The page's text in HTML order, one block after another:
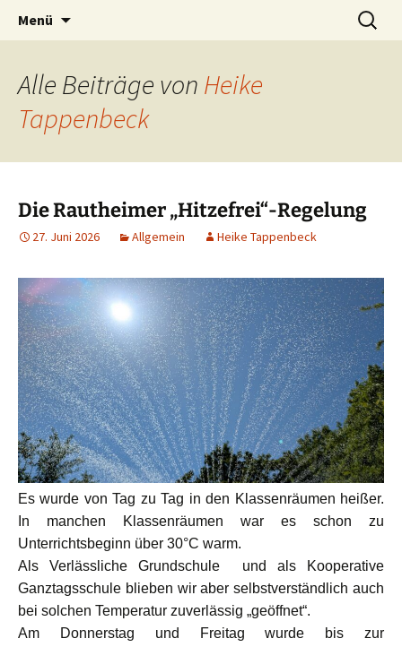
Menü
Suchen
nach:
Alle Beiträge von Heike
Tappenbeck
Die Rautheimer „Hitzefrei“-Regelung
27. Juni 2026 Allgemein Heike Tappenbeck
Es wurde von Tag zu Tag in den Klassenräumen heißer.
In manchen Klassenräumen war es schon zu
Unterrichtsbeginn über 30°C warm.
Als Verlässliche Grundschule und als Kooperative
Ganztagsschule blieben wir aber selbstverständlich auch
bei solchen Temperatur zuverlässig „geöffnet“.
Am Donnerstag und Freitag wurde bis zur